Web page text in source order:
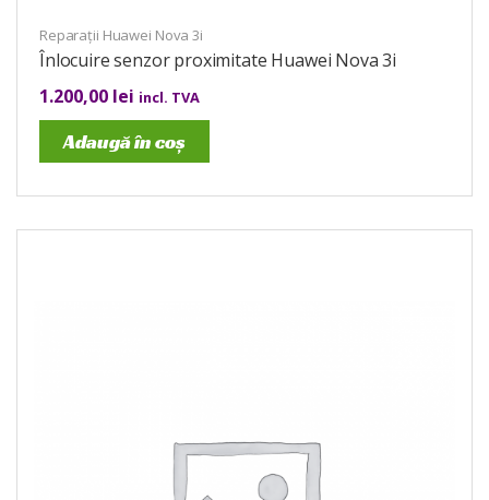
Reparații Huawei Nova 3i
Înlocuire senzor proximitate Huawei Nova 3i
1.200,00 lei incl. TVA
Adaugă în coș